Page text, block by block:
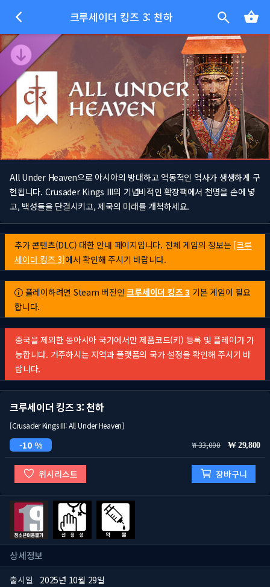
크루세이더 킹즈 3: 천하
All Under Heaven으로 아시아의 방대하고 역동적인 역사가 생생하게 구
현됩니다. Crusader Kings III의 기념비적인 확장팩에서 천명을 손에 넣
고, 백성들을 단결시키고, 제국의 미래를 개척하세요.
추가 콘텐츠(DLC) 대한 안내 페이지입니다. 전체 게임의 정보는 [크루
세이더 킹즈 3]에서 확인해 주시기 바랍니다.
플레이하려면 Steam 버전인크루세이더 킹즈 3 기본 게임이 필요
합니다.
중국을 제외한 동아시아 국가에서만 제품코드(키) 등록 및 플레이가 가
능합니다. 거주하시는 지역과 플랫폼의 국가 설정을 확인해 주시기 바
랍니다.
크루세이더 킹즈 3: 천하
[Crusader Kings III: All Under Heaven]
10 % 33,000 29,800
위시리스트 장바구니
상세정보
출시일 2025년 10월 29일